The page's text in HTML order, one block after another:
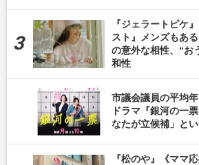
『ジェラートピケ
スト』メンズもあ
の意外な相性、“お
和性
市議会議員の平均
ドラマ『銀河の一
なたが立候補」と
『松のや』《ママ